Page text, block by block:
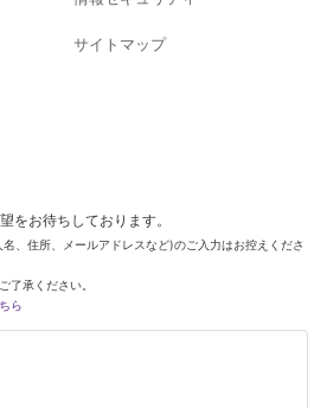
サイトマップ
をお待ちしております。
、住所、メールアドレスなど)のご入力はお控えくださ
了承ください。
ら